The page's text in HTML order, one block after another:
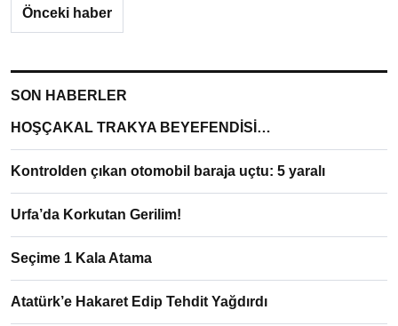
Önceki haber
SON HABERLER
HOŞÇAKAL TRAKYA BEYEFENDİSİ…
Kontrolden çıkan otomobil baraja uçtu: 5 yaralı
Urfa’da Korkutan Gerilim!
Seçime 1 Kala Atama
Atatürk’e Hakaret Edip Tehdit Yağdırdı